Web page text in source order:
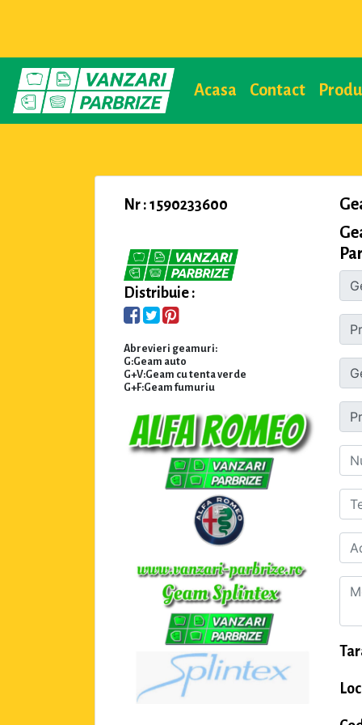
Acasa Contact
Nr : 1590233600
Distribuie :
Abrevieri geamuri:
G:Geam auto
G+V:Geam cu tenta verde
G+F:Geam fumuriu